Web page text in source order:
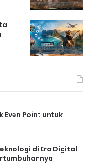
Even Point untuk
di Era Digital